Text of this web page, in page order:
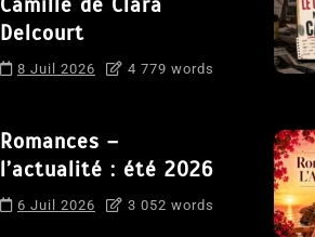
Camille de Clara
Delcourt
8 Juil 2026 4 779 words
Romances –
l’actualité : été 2026
6 Juil 2026 3 052 words